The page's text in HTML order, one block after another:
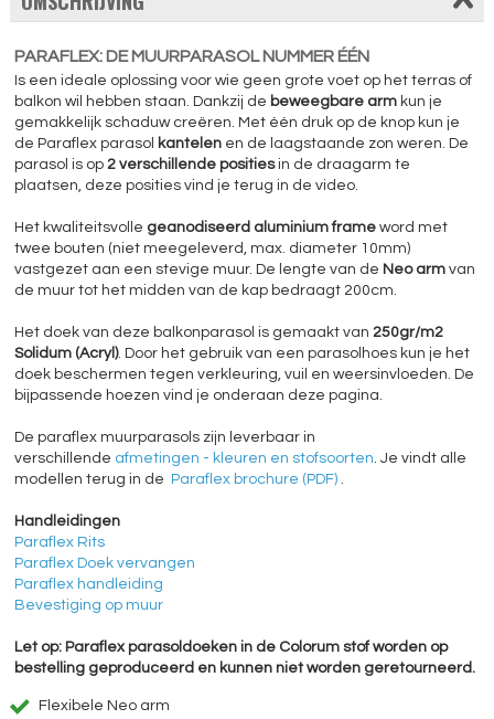
PARAFLEX: DE MUURPARASOL NUMMER ÉÉN
Is een ideale oplossing voor wie geen grote voet op het terras of
balkon wil hebben staan. Dankzij de beweegbare arm kun je
gemakkelijk schaduw creëren. Met één druk op de knop kun je
de Paraflex parasol kantelen en de laagstaande zon weren. De
parasol is op 2 verschillende positiesin de draagarm te
plaatsen, deze posities vind je terug in de video.
Het kwaliteitsvolle geanodiseerd aluminium frame word met
twee bouten (niet meegeleverd, max. diameter 10mm)
vastgezet aan een stevige muur. De lengte van de Neo arm van
de muur tot het midden van de kap bedraagt 200cm.
Het doek van deze balkonparasol is gemaakt van 250gr/m2
Solidum (Acryl). Door het gebruik van een parasolhoes kun je het
doek beschermen tegen verkleuring, vuil en weersinvloeden. De
bijpassende hoezen vind je onderaan deze pagina.
De paraflex muurparasols zijn leverbaar in
verschillende afmetingen - kleuren en stofsoorten. Je vindt alle
modellen terug in de
Paraflex brochure (PDF) .
Handleidingen
Paraflex Rits
Paraflex Doek vervangen
Paraflex handleiding
Bevestiging op muur
Let op: Paraflex parasoldoeken in de Colorum stof worden op
bestelling geproduceerd en kunnen niet worden geretourneerd.
Flexibele Neo arm